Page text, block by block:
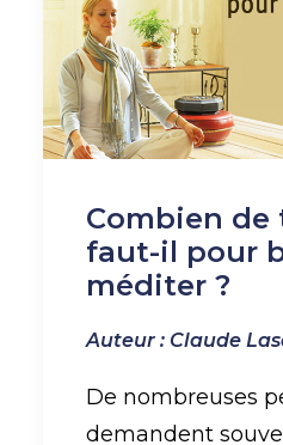
Combien de
faut-il pour
méditer ?
Auteur : Claude
De nombreuses
demandent